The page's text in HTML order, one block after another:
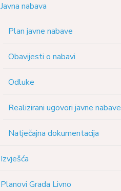
Javna nabava
Plan javne nabave
Obavijesti o nabavi
Odluke
Realizirani ugovori javne nabave
Natječajna dokumentacija
Izvješća
Planovi Grada Livno